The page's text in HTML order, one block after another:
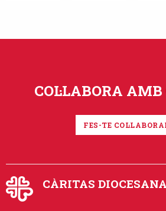
COL·LABORA
FES-TE
CÀRITAS